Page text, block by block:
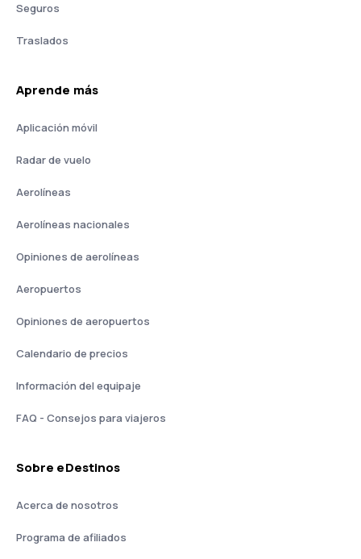
Seguros
Traslados
Aprende más
Aplicación móvil
Radar de vuelo
Aerolíneas
Aerolíneas nacionales
Opiniones de aerolíneas
Aeropuertos
Opiniones de aeropuertos
Calendario de precios
Información del equipaje
FAQ - Consejos para viajeros
Sobre eDestinos
Acerca de nosotros
Programa de afiliados